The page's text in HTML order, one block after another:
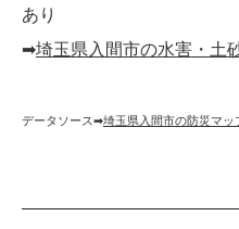
あり
➡︎埼玉県入間市の水害・土
データソース➡︎埼玉県入間市の防災マッ